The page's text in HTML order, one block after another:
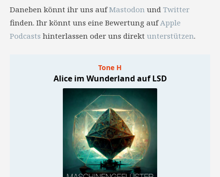
Daneben könnt ihr uns aufMastodon und Twitter
finden. Ihr könnt uns eine Bewertung aufApple
Podcasts hinterlassen oder uns direkt unterstützen.